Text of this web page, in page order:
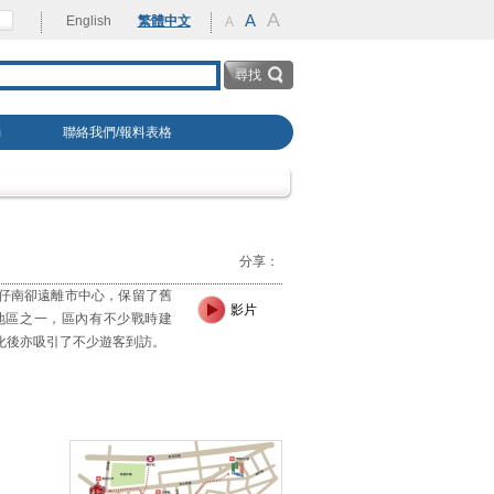
rehabilitationEnglish 繁體中文 A A A
聯絡我們/報料表格
分享：
南卻遠離市中心，保留了舊
之一，區內有不少戰時建
後亦吸引了不少遊客到訪。
影片